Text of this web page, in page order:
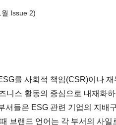
Issue 2)
를 사회적 책임(CSR)이나
니스 활동의 중심으로 내재화
서들은 ESG 관련 기업의 지배
브랜드 언어는 각 부서의 사